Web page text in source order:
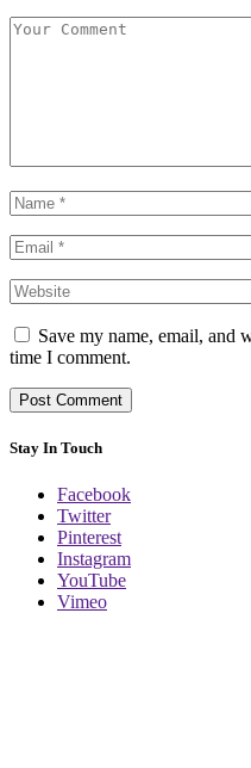
Save my name, email, and
time I comment.
Stay In Touch
Facebook
Twitter
Pinterest
Instagram
YouTube
Vimeo